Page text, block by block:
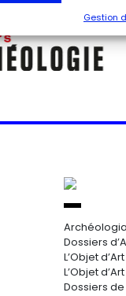
Gestion
Archéologia
Dossiers
L’Objet d’Art
L’Objet
Dossiers de